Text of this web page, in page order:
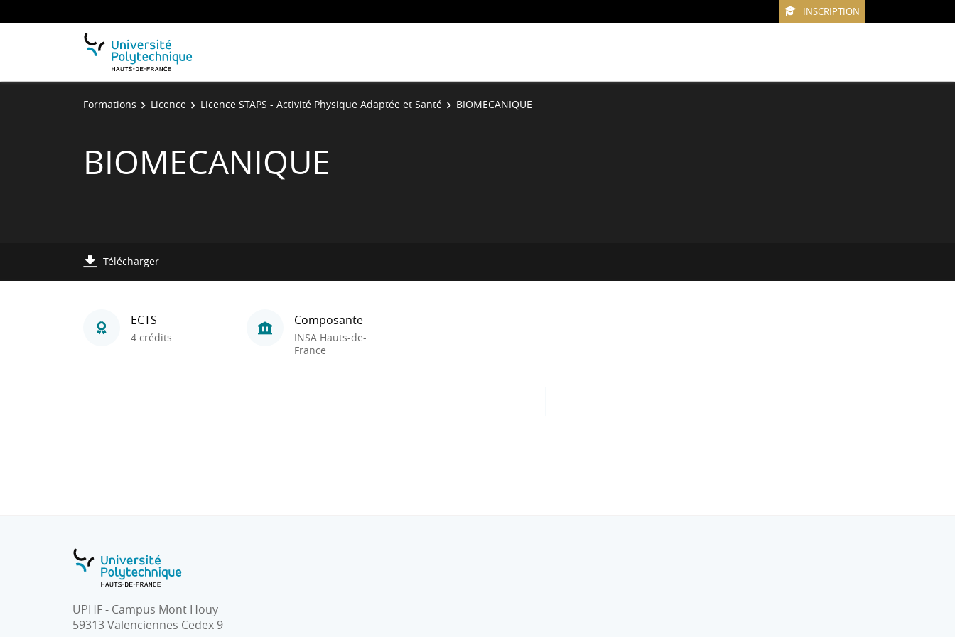
INSCRIPTION
Formations Licence Licence STAPS - Activité Physique Adaptée et Santé BIOMECANIQUE
BIOMECANIQUE
Télécharger
ECTS
4 crédits
Composante
INSA Hauts-de-
France
UPHF - Campus Mont Houy
59313 Valenciennes Cedex 9